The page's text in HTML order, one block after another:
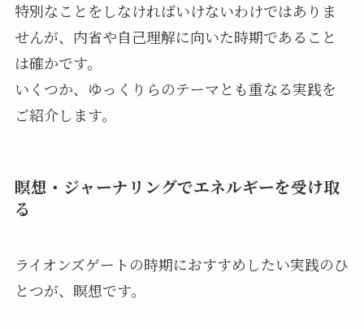
特別なことをしなければいけないわけではありま
せんが、内省や自己理解に向いた時期であること
は確かです。
いくつか、ゆっくりらのテーマとも重なる実践を
ご紹介します。
瞑想・ジャーナリングでエネルギーを受け取
る
ライオンズゲートの時期におすすめしたい実践のひ
とつが、瞑想です。